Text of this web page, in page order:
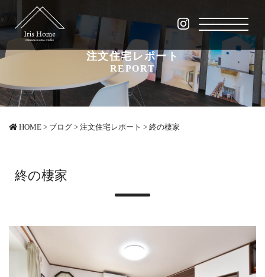
注文住宅レポート
REPORT
HOME > ブログ > 注文住宅レポート > 終の棲家
終の棲家